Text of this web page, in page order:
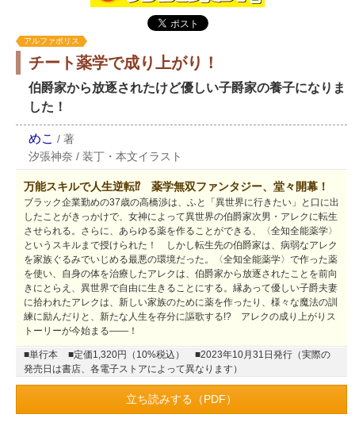
アルファポリス
チート薬学で成り上がり！
伯爵家から放逐されたけど優しい子爵家の養子になりま
した！
めこ / 著
汐張神奈 / 装丁・本文イラスト
万能スキルで人生逆転⁉ 薬学無双ファンタジー、堂々開幕！
ブラック企業勤めの37歳の高橋渉は、ふと「異世界に行きたい」と口に出
したことがきっかけで、女神によって異世界の伯爵家次男・アレクに転生
させられる。さらに、あらゆる薬を作ることができる、〈全知全能薬学〉
というスキルまで授けられた！ しかし転生先の伯爵家は、病弱なアレク
を家族ぐるみでいじめる最悪の環境だった。〈全知全能薬学〉で作った薬
を使い、自身の体を治療したアレクは、伯爵家から放逐されたことを前向
きにとらえ、異世界で自由に生きることにする。縁あって優しい子爵夫妻
に拾われたアレクは、新しい家族のために薬を作ったり、様々な魔法の訓
練に励んだりと、新たな人生を存分に謳歌する!? アレクの成り上がりス
トーリーが今始まる――！
■単行本 ■定価1,320円（10%税込）
■2023年10月31日発行（実際の
発売日は書店、各電子ストアによって異なります）
立ち読みする（PDF）